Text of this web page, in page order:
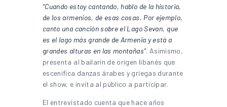
“Cuando estoy cantando, hablo de la historia,
de los armenios, de esas cosas. Por ejemplo,
canto una canción sobre el Lago Sevan, que
es el lago más grande de Armenia y está a
grandes alturas en las montañas”. Asimismo,
presenta al bailarín de origen libanés que
escenifica danzas árabes y griegas durante
el show, e invita al público a participar.
El entrevistado cuenta que hace años